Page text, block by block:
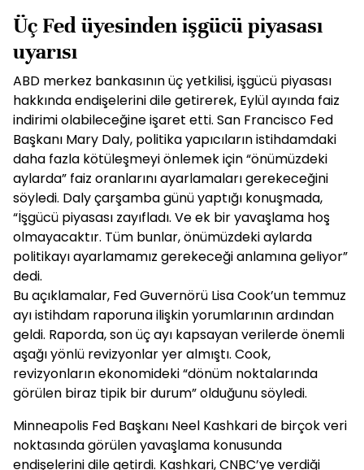
Üç Fed üyesinden işgücü piyasası
uyarısı
ABD merkez bankasının üç yetkilisi, işgücü piyasası
hakkında endişelerini dile getirerek, Eylül ayında faiz
indirimi olabileceğine işaret etti. San Francisco Fed
Başkanı Mary Daly, politika yapıcıların istihdamdaki
daha fazla kötüleşmeyi önlemek için “önümüzdeki
aylarda” faiz oranlarını ayarlamaları gerekeceğini
söyledi. Daly çarşamba günü yaptığı konuşmada,
“İşgücü piyasası zayıfladı. Ve ek bir yavaşlama hoş
olmayacaktır. Tüm bunlar, önümüzdeki aylarda
politikayı ayarlamamız gerekeceği anlamına geliyor”
dedi.
Bu açıklamalar, Fed Guvernörü Lisa Cook’un temmuz
ayı istihdam raporuna ilişkin yorumlarının ardından
geldi. Raporda, son üç ayı kapsayan verilerde önemli
aşağı yönlü revizyonlar yer almıştı. Cook,
revizyonların ekonomideki “dönüm noktalarında
görülen biraz tipik bir durum” olduğunu söyledi.
Minneapolis Fed Başkanı Neel Kashkari de birçok veri
noktasında görülen yavaşlama konusunda
endişelerini dile getirdi. Kashkari, CNBC’ye verdiği